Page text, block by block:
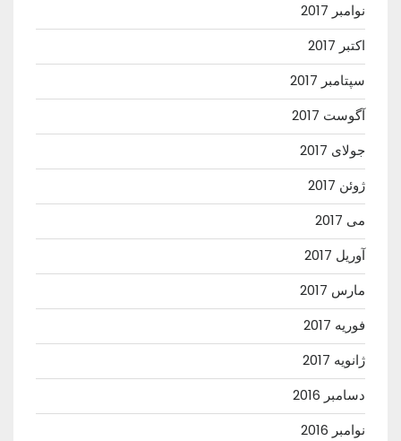
نوامبر 2017
اکتبر 2017
سپتامبر 2017
آگوست 2017
جولای 2017
ژوئن 2017
می 2017
آوریل 2017
مارس 2017
فوریه 2017
ژانویه 2017
دسامبر 2016
نوامبر 2016